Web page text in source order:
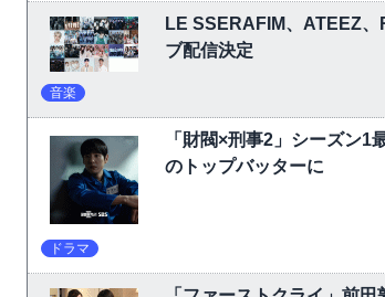
LE SSERAFIM、ATEEZ
ブ配信決定
音楽
「財閥×刑事2」シーズン
のトップバッターに
ドラマ